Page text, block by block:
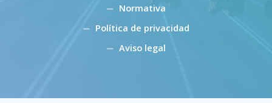
Normativa
Política de privacidad
Aviso legal